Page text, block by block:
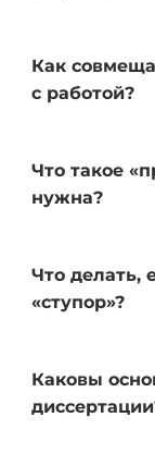
Как
с работой?
Что такое
нужна?
Что делать,
«ступор»?
Каковы